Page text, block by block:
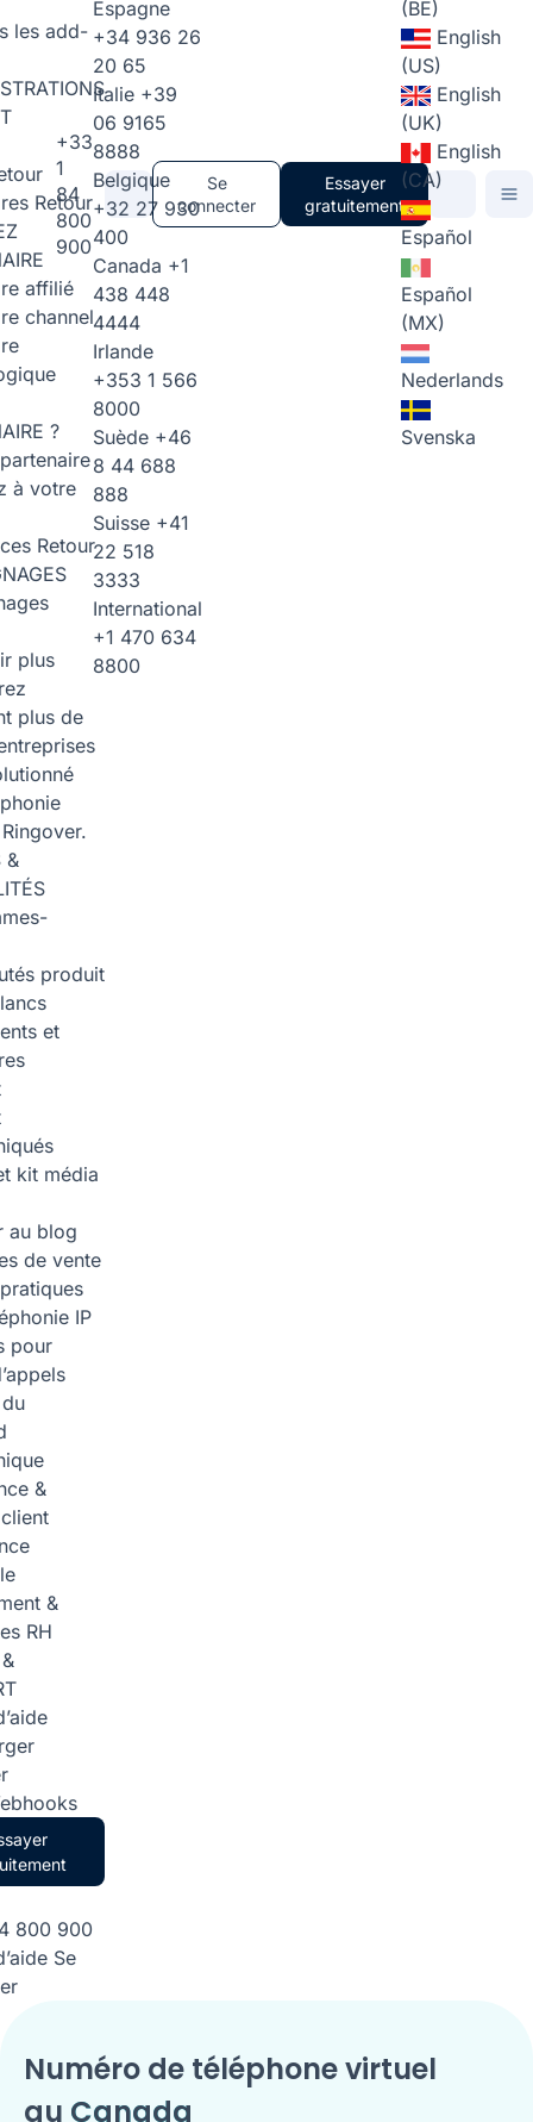
les add-
Retour
affilié
channel
?
à votre
Retour
plus
plus de
&
produit
et
kit média
au blog
de vente
IP
pour
&
&
RH
800 900
Se
+33
1
84
800
900
Espagne
+34 936 26
20 65
Italie +39
06 9165
8888
Belgique
+32 27 930
400
Canada +1
438 448
4444
Irlande
+353 1 566
8000
Suède +46
8 44 688
888
Suisse +41
22 518
3333
International
+1 470 634
8800
Se
connecter
Essayer
gratuitement
(BE)
English
(US)
English
(UK)
English
(CA)
Español
Español
(MX)
Nederlands
Svenska
Numéro de téléphone virtuel
au Canada